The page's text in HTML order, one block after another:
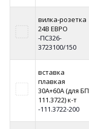
вилка-розетка
24В ЕВРО
-ПС326-
3723100/150
вставка
плавкая
30А+60А (для БП
111.3722) к-т
-111.3722-200